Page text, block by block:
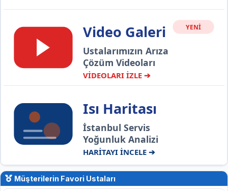
Video Galeri YENİ
Ustalarımızın Arıza
Çözüm Videoları
VİDEOLARI İZLE ➔
Isı Haritası
İstanbul Servis
Yoğunluk Analizi
HARİTAYI İNCELE ➔
Müşterilerin Favori Ustaları